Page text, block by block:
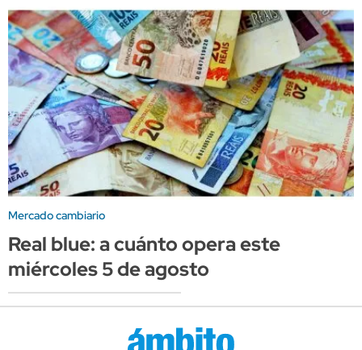
Mercado cambiario
Real blue: a cuánto opera este
miércoles 5 de agosto